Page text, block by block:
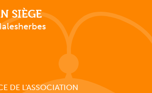
SIÈGE
DE L'ASSOCIATION